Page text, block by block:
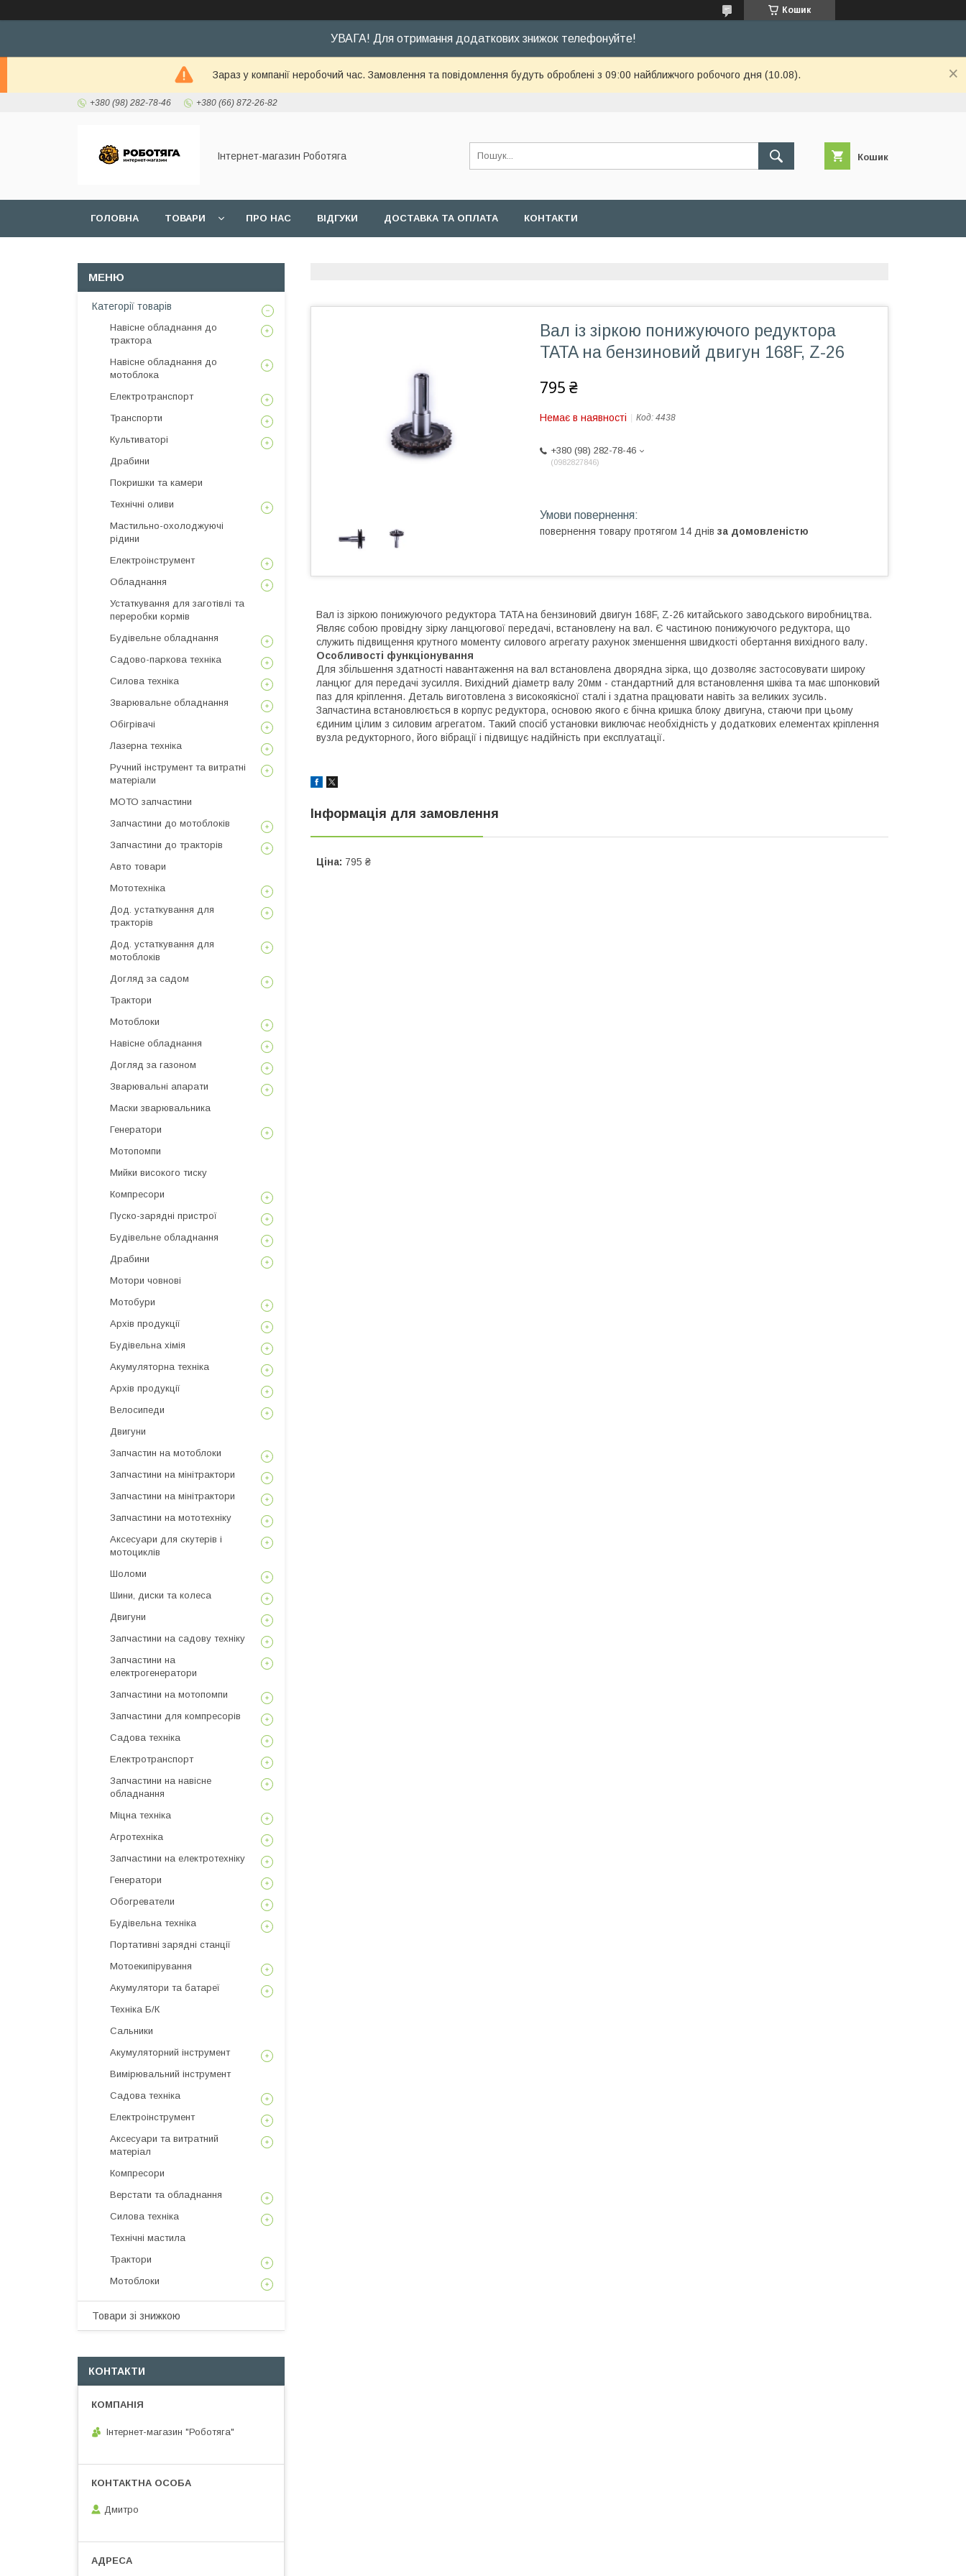
Кошик
УВАГА! Для отримання додаткових знижок телефонуйте!
Зараз у компанії неробочий час. Замовлення та повідомлення будуть оброблені з 09:00 найближчого робочого дня (10.08).
+380 (98) 282-78-46 +380 (66) 872-26-82
Інтернет-магазин Роботяга Кошик
ГОЛОВНА ТОВАРИ ПРО НАС ВІДГУКИ ДОСТАВКА ТА ОПЛАТА КОНТАКТИ
Вал із зіркою понижуючого редуктора
TATA на бензиновий двигун 168F, Z-26
795 ₴
Немає в наявності Код: 4438
+380 (98) 282-78-46
0982827846
повернення товару протягом 14 днів за домовленістю
Вал із зіркою понижуючого редуктора TATA на бензиновий двигун 168F, Z-26 китайського заводського виробництва.
Являє собою провідну зірку ланцюгової передачі, встановлену на вал. Є частиною понижуючого редуктора, що
служить підвищення крутного моменту силового агрегату рахунок зменшення швидкості обертання вихідного валу.
Особливості функціонування
Для збільшення здатності навантаження на вал встановлена дворядна зірка, що дозволяє застосовувати широку
ланцюг для передачі зусилля. Вихідний діаметр валу 20мм - стандартний для встановлення шківа та має шпонковий
паз для кріплення. Деталь виготовлена з високоякісної сталі і здатна працювати навіть за великих зусиль.
Запчастина встановлюється в корпус редуктора, основою якого є бічна кришка блоку двигуна, стаючи при цьому
єдиним цілим з силовим агрегатом. Такий спосіб установки виключає необхідність у додаткових елементах кріплення
вузла редукторного, його вібрації і підвищує надійність при експлуатації.
Інформація для замовлення
Ціна: 795 ₴
Категорії товарів
Навісне обладнання до
трактора
Навісне обладнання до
мотоблока
Електротранспорт
Транспорти
Культиваторі
Драбини
Покришки та камери
Технічні оливи
Мастильно-охолоджуючі
рідини
Електроінструмент
Обладнання
Устаткування для заготівлі та
переробки кормів
Будівельне обладнання
Садово-паркова техніка
Силова техніка
Зварювальне обладнання
Обігрівачі
Лазерна техніка
Ручний інструмент та витратні
матеріали
МОТО запчастини
Запчастини до мотоблоків
Запчастини до тракторів
Авто товари
Мототехніка
Дод. устаткування для
тракторів
Дод. устаткування для
мотоблоків
Догляд за садом
Трактори
Мотоблоки
Навісне обладнання
Догляд за газоном
Зварювальні апарати
Маски зварювальника
Генератори
Мотопомпи
Мийки високого тиску
Компресори
Пуско-зарядні пристрої
Будівельне обладнання
Драбини
Мотори човнові
Мотобури
Архів продукції
Будівельна хімія
Акумуляторна техніка
Архів продукції
Велосипеди
Двигуни
Запчастин на мотоблоки
Запчастини на мінітрактори
Запчастини на мінітрактори
Запчастини на мототехніку
Аксесуари для скутерів і
мотоциклів
Шоломи
Шини, диски та колеса
Двигуни
Запчастини на садову техніку
Запчастини на
електрогенератори
Запчастини на мотопомпи
Запчастини для компресорів
Садова техніка
Електротранспорт
Запчастини на навісне
обладнання
Міцна техніка
Агротехніка
Запчастини на електротехніку
Генератори
Обогреватели
Будівельна техніка
Портативні зарядні станції
Мотоекипірування
Акумулятори та батареї
Техніка Б/К
Сальники
Акумуляторний інструмент
Вимірювальний інструмент
Садова техніка
Електроінструмент
Аксесуари та витратний
матеріал
Компресори
Верстати та обладнання
Силова техніка
Технічні мастила
Трактори
Мотоблоки
Товари зі знижкою
КОНТАКТИ
Інтернет-магазин "Роботяга"
Дмитро